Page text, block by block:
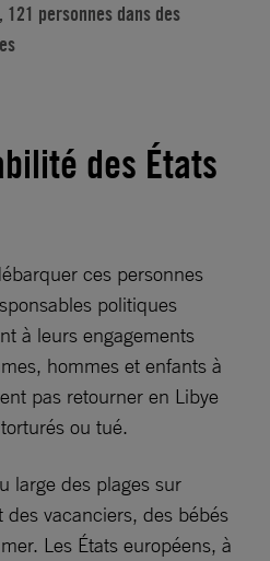
121 personnes dans des
des États
ces personnes
politiques
à leurs engagements
hommes et enfants à
pas retourner en Libye
ou tué.
large des plages sur
des vacanciers, des bébés
Les États européens, à